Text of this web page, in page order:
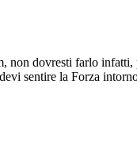
dovresti farlo
sentire la Forza